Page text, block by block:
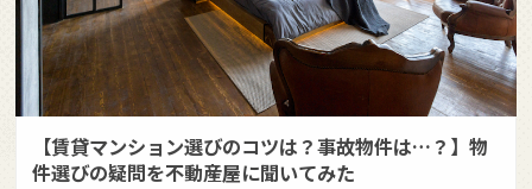
【賃貸マンション選びのコツは？事故物件は…？】物
件選びの疑問を不動産屋に聞いてみた